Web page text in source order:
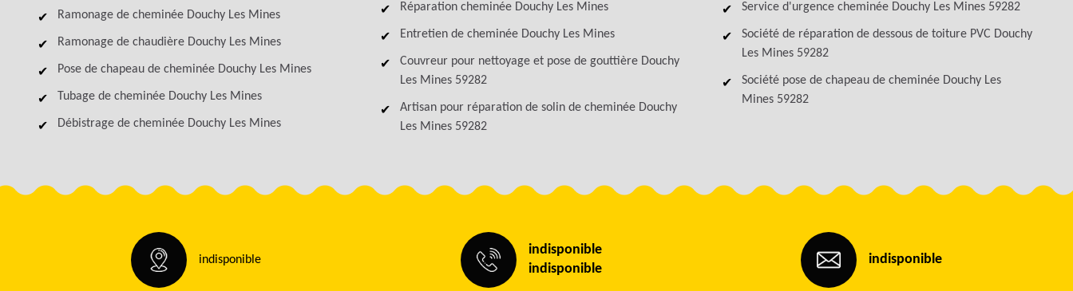
Ramonage de cheminée Douchy Les Mines
Ramonage de chaudière Douchy Les Mines
Pose de chapeau de cheminée Douchy Les Mines
Tubage de cheminée Douchy Les Mines
Débistrage de cheminée Douchy Les Mines
Réparation cheminée Douchy Les Mines
Entretien de cheminée Douchy Les Mines
Couvreur pour nettoyage et pose de gouttière Douchy
Les Mines 59282
Artisan pour réparation de solin de cheminée Douchy
Les Mines 59282
Service d'urgence cheminée Douchy Les Mines 59282
Société de réparation de dessous de toiture PVC Douchy
Les Mines 59282
Société pose de chapeau de cheminée Douchy Les
Mines 59282
indisponible
indisponible
indisponible
indisponible